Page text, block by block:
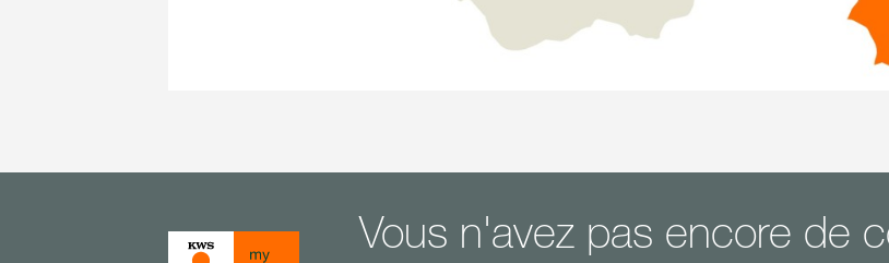
Vous n'avez pas encore de